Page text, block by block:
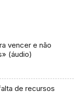
vencer e não
(áudio)
de recursos